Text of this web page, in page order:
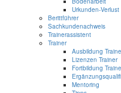
Urkunden-Verlust
Berittführer
Sachkundenachweis
Trainerassistent
Trainer
Ausbildung
Lizenzen Trainer
Fortbildung
Mentoring